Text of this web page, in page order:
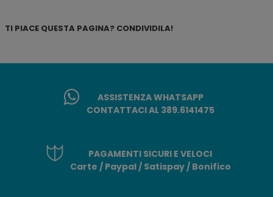
TI PIACE QUESTA PAGINA? CONDIVIDILA!
ASSISTENZA WHATSAPP
CONTATTACI AL 389.6141475
PAGAMENTI SICURI E VELOCI
Carte / Paypal / Satispay / Bonifico